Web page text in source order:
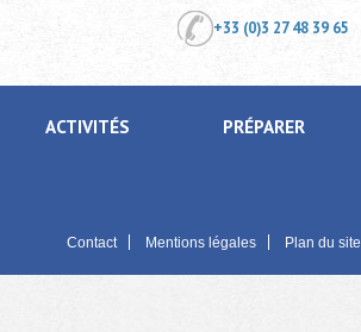
+33 (0)3 27 48 39 65
ACTIVITÉS PRÉPARER
Contact Mentions légales Plan du site